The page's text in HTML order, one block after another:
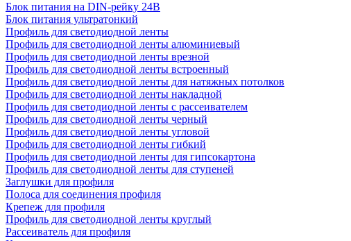
Блок питания на DIN-рейку 24В
Блок питания ультратонкий
Профиль для светодиодной ленты
Профиль для светодиодной ленты алюминиевый
Профиль для светодиодной ленты врезной
Профиль для светодиодной ленты встроенный
Профиль для светодиодной ленты для натяжных потолков
Профиль для светодиодной ленты накладной
Профиль для светодиодной ленты с рассеивателем
Профиль для светодиодной ленты черный
Профиль для светодиодной ленты угловой
Профиль для светодиодной ленты гибкий
Профиль для светодиодной ленты для гипсокартона
Профиль для светодиодной ленты для ступеней
Заглушки для профиля
Полоса для соединения профиля
Крепеж для профиля
Профиль для светодиодной ленты круглый
Рассеиватель для профиля